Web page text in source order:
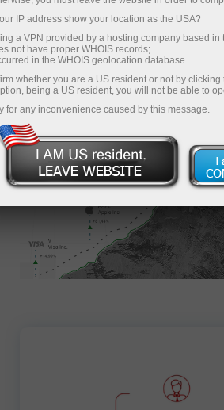
"Оптимальная стратегия –
индекс S&P 500 и время от
дополнительные инвестиции"
Уоррен Баффет
Самый успешный инвестор всех
Открыть счет
IP address show your location as the USA?
a VPN provided by a hosting company based in
not have proper WHOIS records;
in the WHOIS geolocation database.
whether you are a US resident or not by
being a US resident, you will not be able to
for any inconvenience caused by this message.